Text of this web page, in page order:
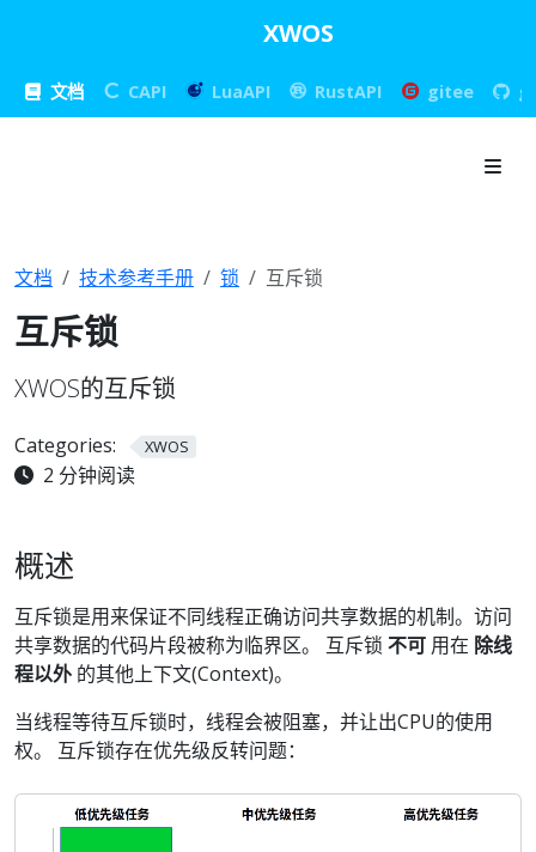
XWOS
文档 CAPI LuaAPI RustAPI gitee
文档 技术参考手册 锁 互斥锁
互斥锁
XWOS的互斥锁
Categories: XWOS
2 分钟阅读
概述
互斥锁是用来保证不同线程正确访问共享数据的机制。访问
共享数据的代码片段被称为临界区。 互斥锁 不可 用在 除线
程以外 的其他上下文(Context)。
当线程等待互斥锁时，线程会被阻塞，并让出CPU的使用
权。 互斥锁存在优先级反转问题：